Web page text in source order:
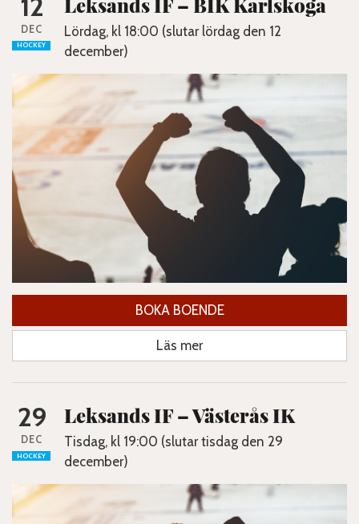
DEC
HOCKEY
Lördag, kl 18:00 (slutar lördag den 12
december)
BOKA BOENDE
Läs mer
29
DEC
HOCKEY
Leksands IF – Västerås IK
Tisdag, kl 19:00 (slutar tisdag den 29
december)